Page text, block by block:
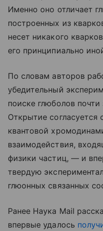
Именно оно отличает
построенных из
несет никакого
его принципиально
По словам авторов
убедительный
поиске глюболов почти
Открытие согласуется
квантовой
взаимодействия,
физики частиц, — и
твердую
глюонных связанных
Ранее Наука Mail
впервые удалось